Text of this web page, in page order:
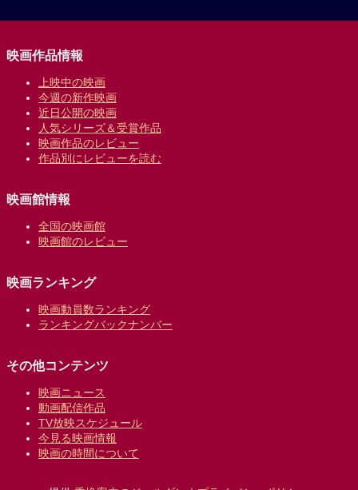
映画作品情報
上映中の映画
今週の新作映画
近日公開の映画
人気シリーズ＆受賞作品
映画作品のレビュー
作品別にレビューを読む
映画館情報
全国の映画館
映画館のレビュー
映画ランキング
映画動員数ランキング
ランキングバックナンバー
その他コンテンツ
映画ニュース
動画配信作品
TV放映スケジュール
今見る映画情報
映画の時間について